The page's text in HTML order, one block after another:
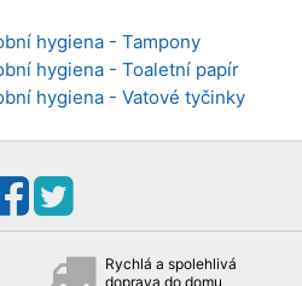
hygiena - Tampony
hygiena - Toaletní papír
hygiena - Vatové tyčinky
Rychlá a spolehlivá
doprava do domu